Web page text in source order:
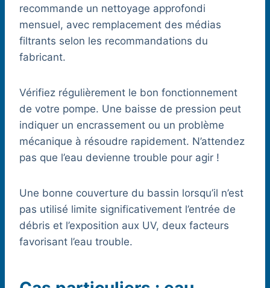
recommande un nettoyage approfondi
mensuel, avec remplacement des médias
filtrants selon les recommandations du
fabricant.
Vérifiez régulièrement le bon fonctionnement
de votre pompe. Une baisse de pression peut
indiquer un encrassement ou un problème
mécanique à résoudre rapidement. N’attendez
pas que l’eau devienne trouble pour agir !
Une bonne couverture du bassin lorsqu’il n’est
pas utilisé limite significativement l’entrée de
débris et l’exposition aux UV, deux facteurs
favorisant l’eau trouble.